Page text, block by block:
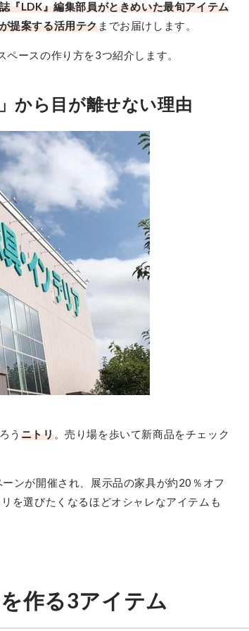
『LDK』編集部員がときめいた最旬アイテム
提案する活用テクまでお届けします。
ースの作り方を3つ紹介します。
から目が離せない理由
う ニトリ。売り場を歩いて新商品をチェック
ンが開催され、展示品の家具が約20％オフ
を選びたくなるほどオシャレなアイテムも
作る3アイテム